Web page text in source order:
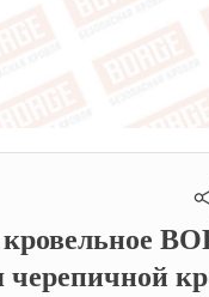
прямую ссылку
черепичной